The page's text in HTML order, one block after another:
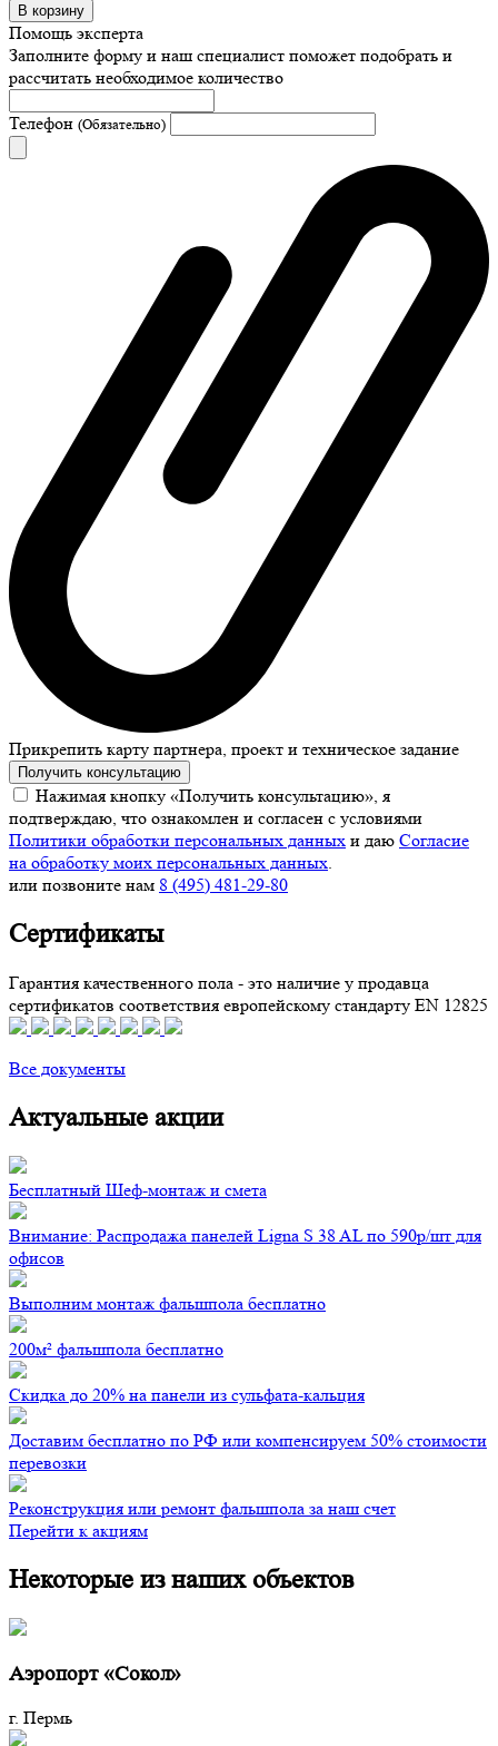
В корзину
Помощь эксперта
Заполните форму и наш специалист поможет подобрать и
рассчитать необходимое количество
Телефон (Обязательно)
Прикрепить карту партнера, проект и техническое задание
Получить консультацию
Нажимая кнопку «Получить консультацию», я
подтверждаю, что ознакомлен и согласен с условиями
Политики обработки персональных данных и даю Согласие
на обработку моих персональных данных.
или позвоните нам 8 (495) 481-29-80
Сертификаты
Гарантия качественного пола - это наличие у продавца
сертификатов соответствия европейскому стандарту EN 12825
Все документы
Актуальные акции
Бесплатный Шеф-монтаж и смета
Внимание: Распродажа панелей Ligna S 38 AL по 590р/шт для
офисов
Выполним монтаж фальшпола бесплатно
200м² фальшпола бесплатно
Скидка до 20% на панели из сульфата-кальция
Доставим бесплатно по РФ или компенсируем 50% стоимости
перевозки
Реконструкция или ремонт фальшпола за наш счет
Перейти к акциям
Некоторые из наших объектов
Аэропорт «Сокол»
г. Пермь